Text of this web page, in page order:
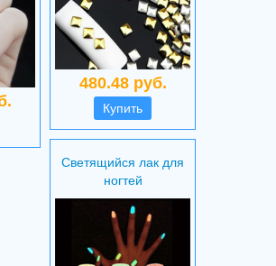
480.48 руб.
Купить
Светящийся лак для
ногтей